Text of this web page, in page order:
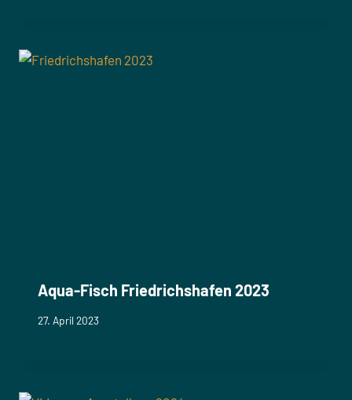
Aqua-Fisch Friedrichshafen 2023
27. April 2023